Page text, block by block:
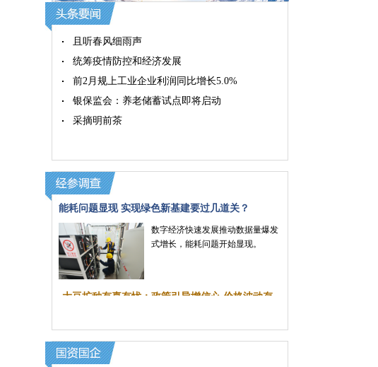
且听春风细雨声
统筹疫情防控和经济发展
前2月规上工业企业利润同比增长5.0%
银保监会：养老储蓄试点即将启动
采摘明前茶
能耗问题显现 实现绿色新基建要过几道关？
数字经济快速发展推动数据量爆发
式增长，能耗问题开始显现。
大豆扩种有喜有忧：政策引导增信心 价格波动存